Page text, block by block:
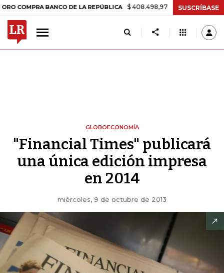
BANCO DE LA REPÚBLICA $ 408.498,97 +$ 8.753,81 +2,19%
SUSCRÍBASE
GLOBOECONOMÍA
"Financial Times" publicará
una única edición impresa
en 2014
miércoles, 9 de octubre de 2013